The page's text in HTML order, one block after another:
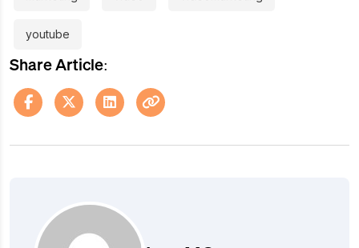
youtube
Share Article: